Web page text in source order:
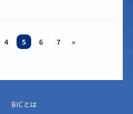
4 5 6 7 »
BICとは